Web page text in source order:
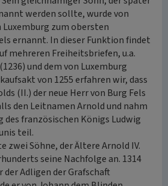
werden sollte, wurde von
Luxemburg zum obersten
ernannt. In dieser Funktion findet
mehreren Freiheitsbriefen, u.a.
und dem von Luxemburg
von 1255 erfahren wir, dass
(II.) der neue Herr von Burg Fels
den Leitnamen Arnold und nahm
des französischen Königs Ludwig
teil.
zwei Söhne, der Ältere Arnold IV.
seine Nachfolge an. 1314
Adligen der Grafschaft